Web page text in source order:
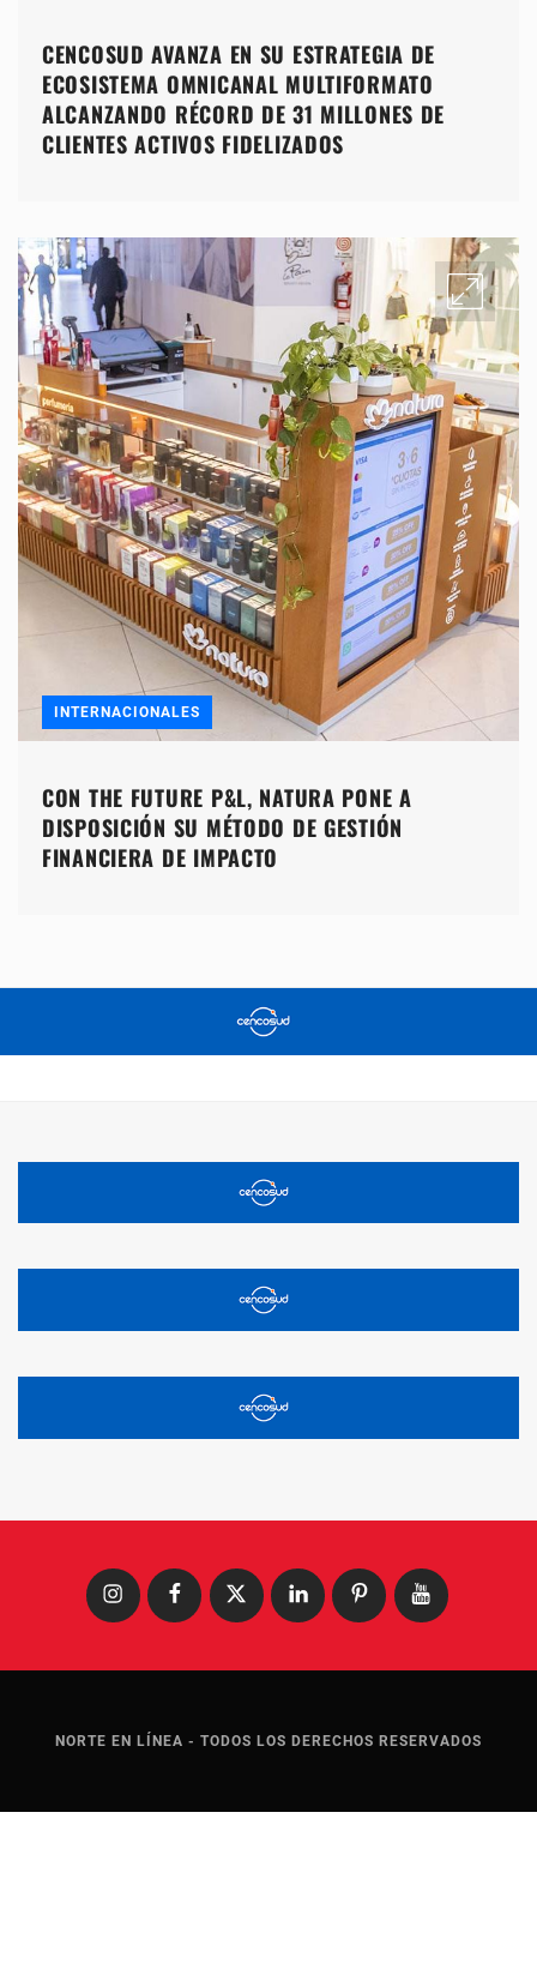
CENCOSUD AVANZA EN SU ESTRATEGIA DE
ECOSISTEMA OMNICANAL MULTIFORMATO
ALCANZANDO RÉCORD DE 31 MILLONES DE
CLIENTES ACTIVOS FIDELIZADOS
INTERNACIONALES
CON THE FUTURE P&L, NATURA PONE A
DISPOSICIÓN SU MÉTODO DE GESTIÓN
FINANCIERA DE IMPACTO
InstagramFacebook
X LinkedInPinterestYouTube
NORTE EN LÍNEA - TODOS LOS DERECHOS RESERVADOS